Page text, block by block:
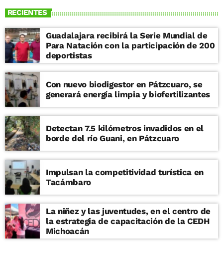
RECIENTES
Guadalajara recibirá la Serie Mundial de
Para Natación con la participación de 200
deportistas
Con nuevo biodigestor en Pátzcuaro, se
generará energía limpia y biofertilizantes
Detectan 7.5 kilómetros invadidos en el
borde del río Guani, en Pátzcuaro
Impulsan la competitividad turística en
Tacámbaro
La niñez y las juventudes, en el centro de
la estrategia de capacitación de la CEDH
Michoacán